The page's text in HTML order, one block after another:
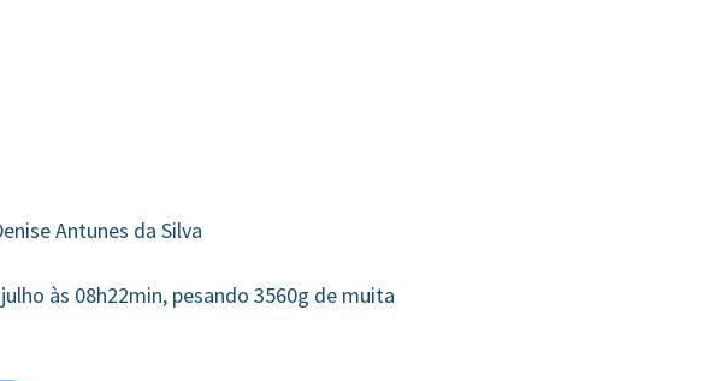
Antunes da Silva
às 08h22min, pesando 3560g de muita